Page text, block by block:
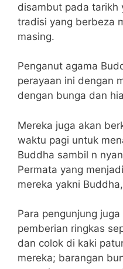
disambut pada tarikh
tradisi yang berbeza
masing.
Penganut agama
perayaan ini dengan
dengan bunga dan
Mereka juga akan
waktu pagi untuk
Buddha sambil n
Permata yang
mereka yakni
Para pengunjung
pemberian ringkas
dan colok di kaki
mereka; barangan